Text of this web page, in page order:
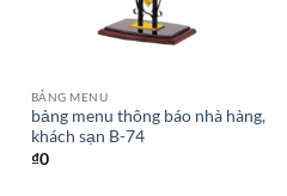
BẢNG MENU
bảng menu thông báo nhà hàng,
khách sạn B-74
₫0